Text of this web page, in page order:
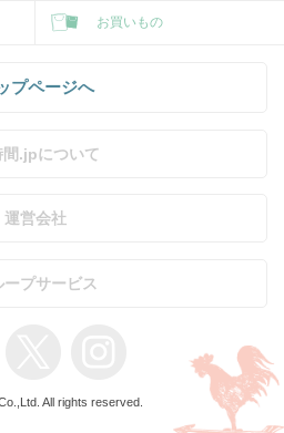
お買いもの
プページへ
間.jpについて
運営会社
ープサービス
All rights reserved.